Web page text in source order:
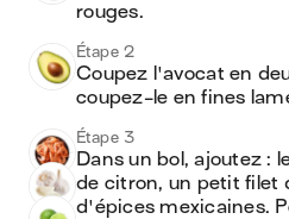
rouges.
Étape 2
Coupez l'avocat en
coupez-le en fines
Étape 3
Dans un bol, ajoutez :
de citron, un petit filet
d'épices mexicaines.